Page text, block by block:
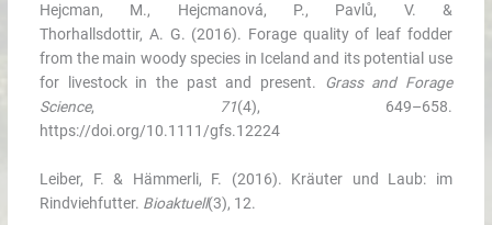
Hejcman, M., Hejcmanová, P., Pavlů, V. &
Thorhallsdottir, A. G. (2016). Forage quality of leaf fodder
from the main woody species in Iceland and its potential use
for livestock in the past and present. Grass and Forage
Science, 71(4), 649–658.
https://doi.org/10.1111/gfs.12224
Leiber, F. & Hämmerli, F. (2016). Kräuter und Laub: im
Rindviehfutter. Bioaktuell(3), 12.